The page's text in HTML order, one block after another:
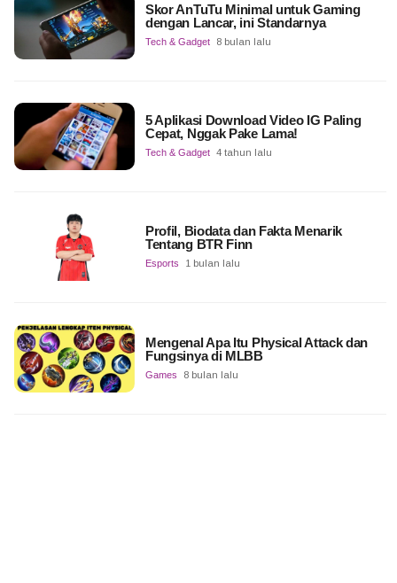
Skor AnTuTu Minimal untuk Gaming
dengan Lancar, ini Standarnya
Tech & Gadget 8 bulan lalu
5 Aplikasi Download Video IG Paling
Cepat, Nggak Pake Lama!
Tech & Gadget 4 tahun lalu
Profil, Biodata dan Fakta Menarik
Tentang BTR Finn
Esports 1 bulan lalu
Mengenal Apa Itu Physical Attack dan
Fungsinya di MLBB
Games 8 bulan lalu